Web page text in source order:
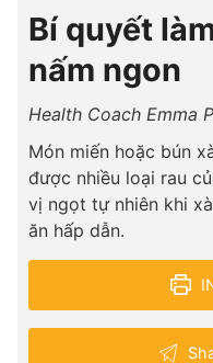
Bí quyết
nấm ngon
Health Coach Emma
Món miến hoặc bún
được nhiều loại rau
vị ngọt tự nhiên khi
ăn hấp dẫn.